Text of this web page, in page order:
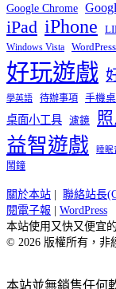
Google Chrome
iPad iPhone
Windows Vista
好玩遊戲
學英語 待辦事項 手機
桌面小工具 濾鏡
益智遊戲 睡眠
鬧鐘
關於本站 聯絡站長
閱電子報
WordPress
本站使用又快又便宜
© 2026 版權所有，非
本站並無銷售任何